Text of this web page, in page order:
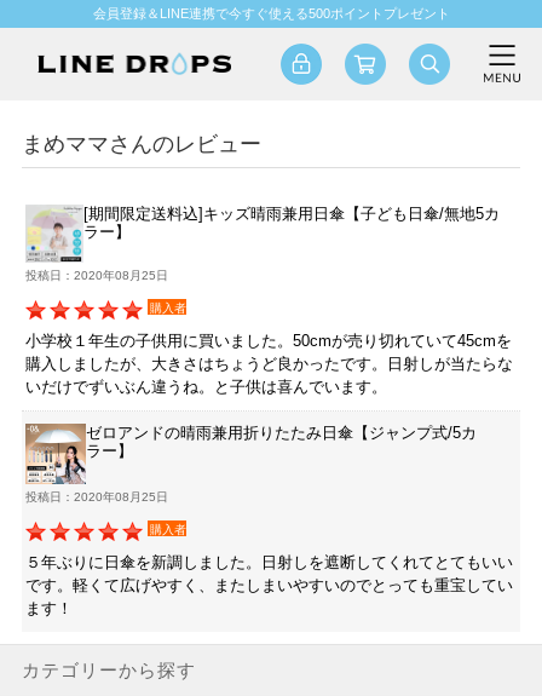
会員登録＆LINE連携で今すぐ使える500ポイントプレゼント
まめママさんのレビュー
[期間限定送料込]キッズ晴雨兼用日傘【子ども日傘/無地5カ
ラー】
投稿日：2020年08月25日
購入者
小学校１年生の子供用に買いました。50cmが売り切れていて45cmを
購入しましたが、大きさはちょうど良かったです。日射しが当たらな
いだけでずいぶん違うね。と子供は喜んでいます。
ゼロアンドの晴雨兼用折りたたみ日傘【ジャンプ式/5カ
ラー】
投稿日：2020年08月25日
購入者
５年ぶりに日傘を新調しました。日射しを遮断してくれてとてもいい
です。軽くて広げやすく、またしまいやすいのでとっても重宝してい
ます！
カテゴリーから探す